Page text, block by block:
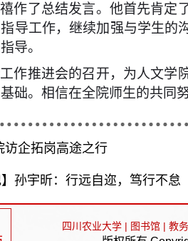
作了总结发言。他首先肯定
导工作，继续加强与学生的
导。
作推进会的召开，为人文学
础。相信在全院师生的共同
访企拓岗高途之行
】孙宇昕：行远自迩，笃行不怠
四川农业大学 | 图书馆 | 教